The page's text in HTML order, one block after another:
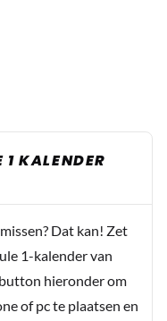
KALENDER
Dat kan! Zet
1-kalender van
hieronder om
of pc te plaatsen en